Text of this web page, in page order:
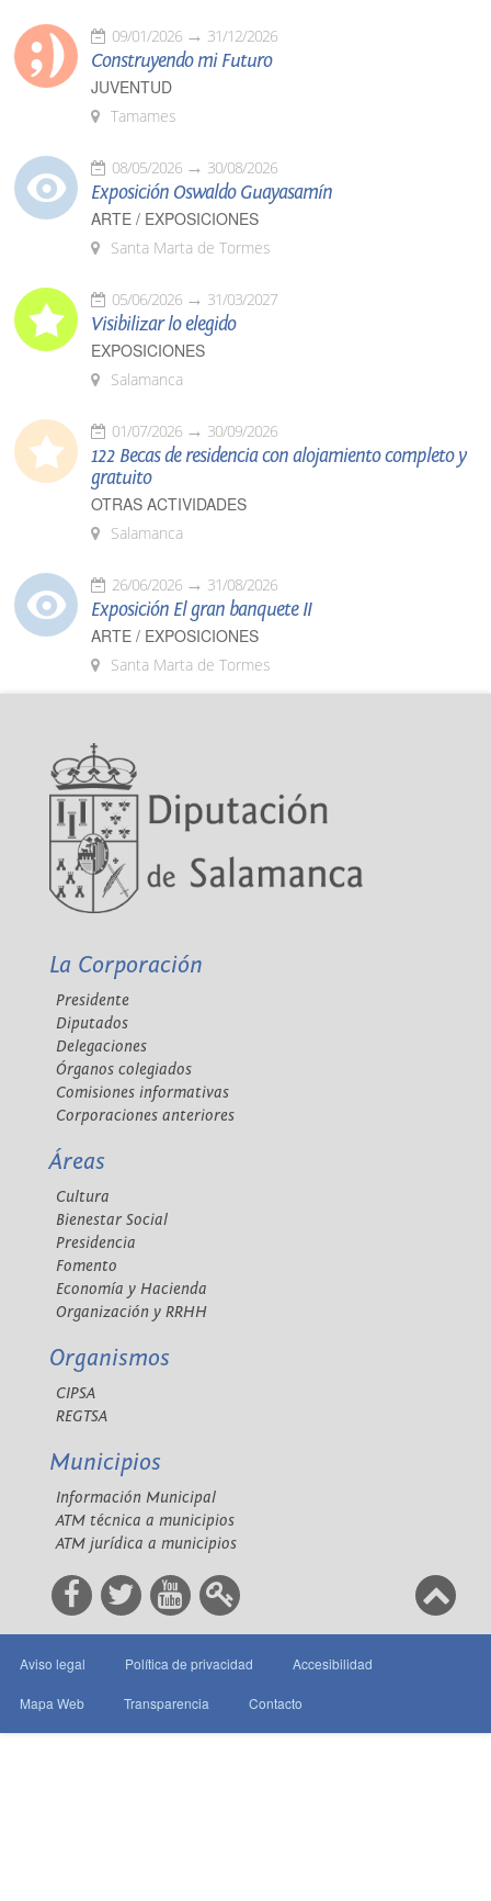
09/01/2026 31/12/2026
Construyendo mi Futuro
JUVENTUD
Tamames
08/05/2026 30/08/2026
Exposición Oswaldo Guayasamín
ARTE / EXPOSICIONES
Santa Marta de Tormes
05/06/2026 31/03/2027
Visibilizar lo elegido
EXPOSICIONES
Salamanca
01/07/2026 30/09/2026
122 Becas de residencia con alojamiento completo y
gratuito
OTRAS ACTIVIDADES
Salamanca
26/06/2026 31/08/2026
Exposición El gran banquete II
ARTE / EXPOSICIONES
Santa Marta de Tormes
La Corporación
Presidente
Diputados
Delegaciones
Órganos colegiados
Comisiones informativas
Corporaciones anteriores
Áreas
Cultura
Bienestar Social
Presidencia
Fomento
Economía y Hacienda
Organización y RRHH
Organismos
CIPSA
REGTSA
Municipios
Información Municipal
ATM técnica a municipios
ATM jurídica a municipios
Aviso legal Política de privacidad Accesibilidad
Mapa Web Transparencia Contacto